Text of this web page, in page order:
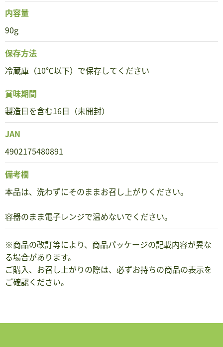
内容量
90g
保存方法
冷蔵庫（10℃以下）で保存してください
賞味期間
製造日を含む16日（未開封）
JAN
4902175480891
備考欄
本品は、洗わずにそのままお召し上がりください。
容器のまま電子レンジで温めないでください。
※商品の改訂等により、商品パッケージの記載内容が異な
る場合があります。
ご購入、お召し上がりの際は、必ずお持ちの商品の表示を
ご確認ください。